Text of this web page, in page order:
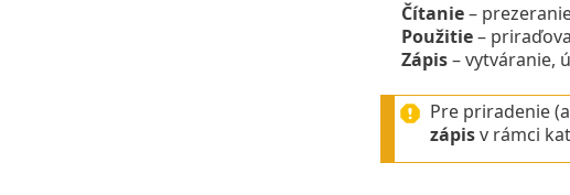
Čítanie–
Použitie–
Zápis– vytváranie,
Pre priradenie
zápisv rámci